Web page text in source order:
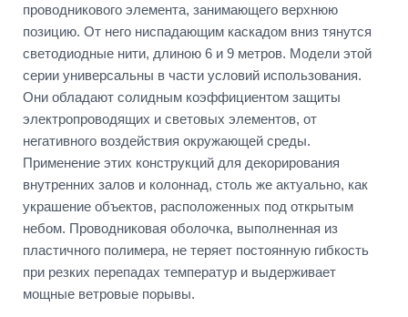
проводникового элемента, занимающего верхнюю
позицию. От него ниспадающим каскадом вниз тянутся
светодиодные нити, длиною 6 и 9 метров. Модели этой
серии универсальны в части условий использования.
Они обладают солидным коэффициентом защиты
электропроводящих и световых элементов, от
негативного воздействия окружающей среды.
Применение этих конструкций для декорирования
внутренних залов и колоннад, столь же актуально, как
украшение объектов, расположенных под открытым
небом. Проводниковая оболочка, выполненная из
пластичного полимера, не теряет постоянную гибкость
при резких перепадах температур и выдерживает
мощные ветровые порывы.